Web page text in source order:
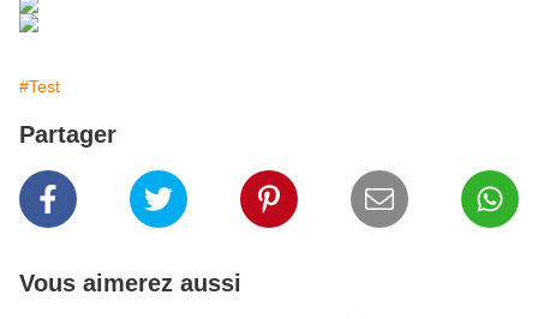
#Test
Partager
Vous aimerez aussi